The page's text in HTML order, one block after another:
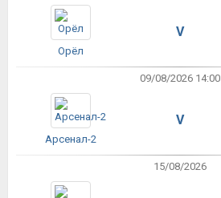
Орёл
V
09/08/2026 14:00
Арсенал-2
V
15/08/2026